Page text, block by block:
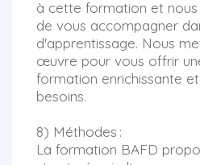
à cette formation et
de vous accompagner
d'apprentissage. Nous
œuvre pour vous offrir
formation enrichissante
besoins.
8) Méthodes :
La formation BAFD